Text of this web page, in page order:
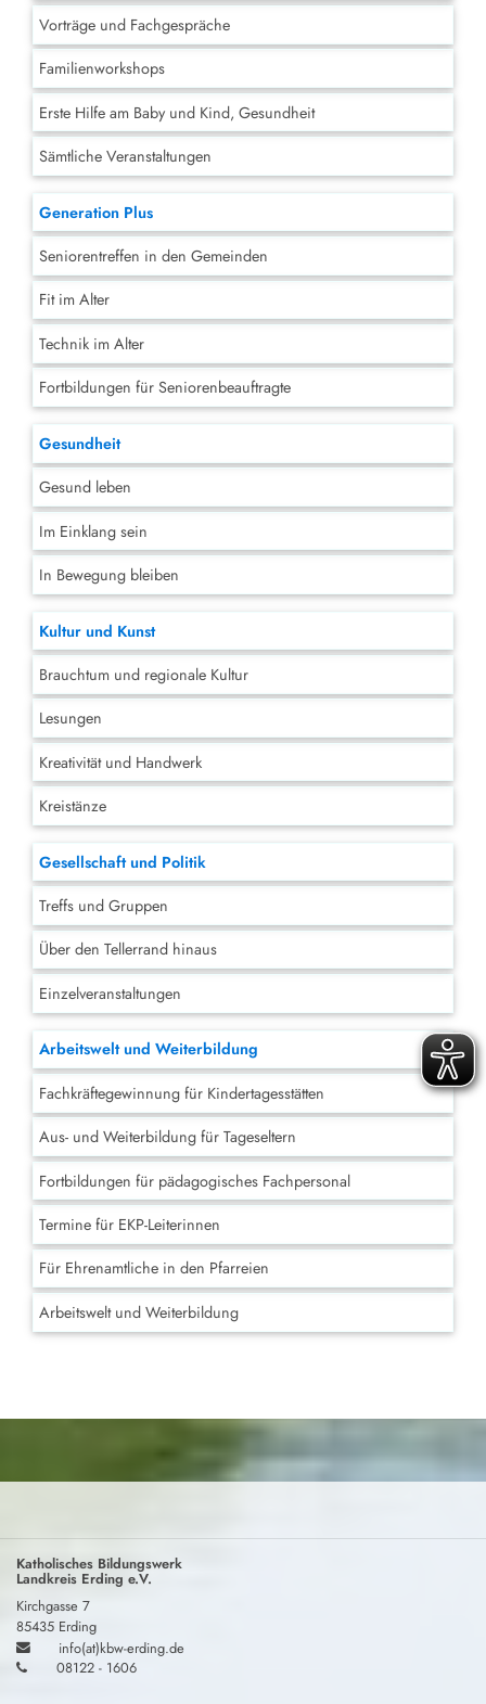
Vorträge und Fachgespräche
Familienworkshops
Erste Hilfe am Baby und Kind, Gesundheit
Sämtliche Veranstaltungen
Generation Plus
Seniorentreffen in den Gemeinden
Fit im Alter
Technik im Alter
Fortbildungen für Seniorenbeauftragte
Gesundheit
Gesund leben
Im Einklang sein
In Bewegung bleiben
Kultur und Kunst
Brauchtum und regionale Kultur
Lesungen
Kreativität und Handwerk
Kreistänze
Gesellschaft und Politik
Treffs und Gruppen
Über den Tellerrand hinaus
Einzelveranstaltungen
Arbeitswelt und Weiterbildung
Fachkräftegewinnung für Kindertagesstätten
Aus- und Weiterbildung für Tageseltern
Fortbildungen für pädagogisches Fachpersonal
Termine für EKP-Leiterinnen
Für Ehrenamtliche in den Pfarreien
Arbeitswelt und Weiterbildung
Katholisches Bildungswerk
Landkreis Erding e.V.
Kirchgasse 7
85435 Erding
info(at)kbw-erding.de
08122 - 1606